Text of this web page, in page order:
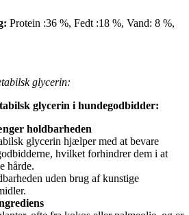
Protein :36 %, Fedt :18 %, Vand: 8 %,
glycerin:
glycerin i hundegodbidder:
holdbarheden
glycerin hjælper med at bevare
hvilket forhindrer dem i at
hårde.
uden brug af kunstige